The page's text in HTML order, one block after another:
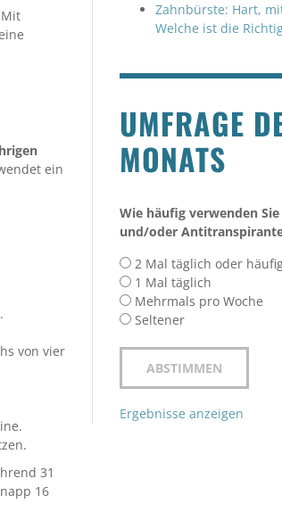
ein
.
von vier
31
16
Zahnbürste: Hart,
Welche ist die
UMFRAGE
MONATS
Wie häufig verwenden
und/oder
2 Mal täglich oder
1 Mal täglich
Mehrmals pro Woche
Seltener
Ergebnisse anzeigen